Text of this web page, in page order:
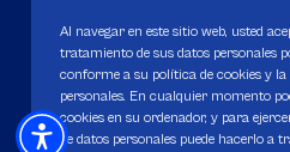
Personería Jurídica:Resolución 130 del
Ministerio de Educación Nacional.
Al navegar en este sitio web, usted
tratamiento de sus datos personales
conforme a su política de cookies y
personales. En cualquier momento
cookies en su ordenador, y para
de datos personales puede hacerlo a